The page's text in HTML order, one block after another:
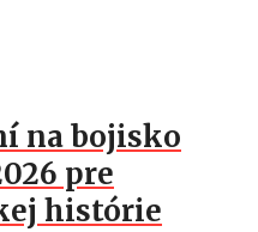
na bojisko
pre
histórie